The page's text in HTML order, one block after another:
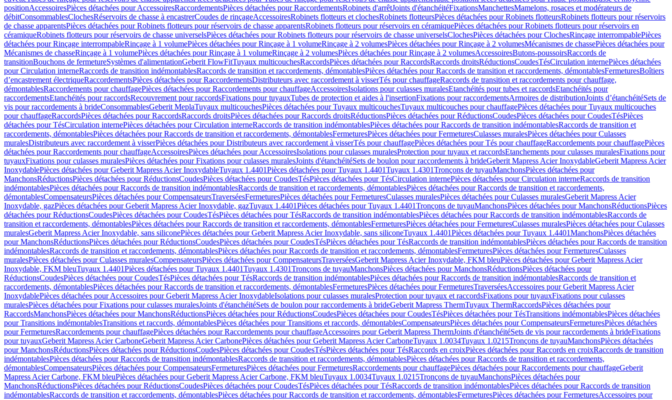
positionAccessoiresPièces détachées pour AccessoiresRaccordementsPièces détachées pour RaccordementsRobinets d'arrêtJoints d'étanchéitéFixationsManchettesMamelons, rosaces et modérateurs de
débitConsommablesClochesRéservoirs de chasse à encastrerCoudes de rinçageAccessoiresRobinets flotteurs et clochesRobinets flotteursPièces détachées pour Robinets flotteursRobinets flotteurs pour réservoirs
de chasse apparentsPièces détachées pour Robinets flotteurs pour réservoirs de chasse apparentsRobinets flotteurs pour réservoirs en céramiquePièces détachées pour Robinets flotteurs pour réservoirs en
céramiqueRobinets flotteurs pour réservoirs de chasse universelsPièces détachées pour Robinets flotteurs pour réservoirs de chasse universelsClochesPièces détachées pour ClochesRinçage interrompablePièces
détachées pour Rinçage interrompableRinçage à 1 volumePièces détachées pour Rinçage à 1 volumeRinçage à 2 volumesPièces détachées pour Rinçage à 2 volumesMécanismes de chassePièces détachées pour
Mécanismes de chasseRinçage à 1 volumePièces détachées pour Rinçage à 1 volumeRinçage à 2 volumesPièces détachées pour Rinçage à 2 volumesAccessoiresButons-poussoirsRaccords de
transitionBouchons de fermetureSystèmes d'alimentationGeberit FlowFitTuyaux multicouchesRaccordsPièces détachées pour RaccordsRaccords droitsRéductionsCoudesTésCirculation internePièces détachées
pour Circulation interneRaccords de transition indémontablesRaccords de transition et raccordements, démontablesPièces détachées pour Raccords de transition et raccordements, démontablesFermeturesBoîtiers
d’encastrement électriqueRaccordementsPièces détachées pour RaccordementsDistributeurs avec raccordement à visserTés pour chauffageRaccords de transition et raccordements pour chauffage,
démontablesRaccordements pour chauffagePièces détachées pour Raccordements pour chauffageAccessoiresIsolations pour culasses muralesEtanchéités pour tubes et raccordsEtanchéités pour
raccordementsEtanchéités pour raccordsRecouvrement pour raccordsFixations pour tuyauxTubes de protection et aides à l'insertionFixations pour raccordementsArmoires de distributionJoints d’étanchéitéSets de
vis pour raccordements à brideConsommablesGeberit MeplaTuyaux multicouchesPièces détachées pour Tuyaux multicouchesTuyaux multicouches pour chauffagePièces détachées pour Tuyaux multicouches
pour chauffageRaccordsPièces détachées pour RaccordsRaccords droitsPièces détachées pour Raccords droitsRéductionsPièces détachées pour RéductionsCoudesPièces détachées pour CoudesTésPièces
détachées pour TésCirculation internePièces détachées pour Circulation interneRaccords de transition indémontablesPièces détachées pour Raccords de transition indémontablesRaccords de transition et
raccordements, démontablesPièces détachées pour Raccords de transition et raccordements, démontablesFermeturesPièces détachées pour FermeturesCulasses muralesPièces détachées pour Culasses
muralesDistributeurs avec raccordement à visserPièces détachées pour Distributeurs avec raccordement à visserTés pour chauffagePièces détachées pour Tés pour chauffageRaccordements pour chauffagePièces
détachées pour Raccordements pour chauffageAccessoiresPièces détachées pour AccessoiresIsolations pour culasses muralesProtection pour tuyaux et raccordsEtanchements pour culasses muralesFixations pour
tuyauxFixations pour culasses muralesPièces détachées pour Fixations pour culasses muralesJoints d'étanchéitéSets de boulon pour raccordements à brideGeberit Mapress Acier InoxydableGeberit Mapress Acier
InoxydablePièces détachées pour Geberit Mapress Acier InoxydableTuyaux 1.4401Pièces détachées pour Tuyaux 1.4401Tuyaux 1.4301Tronçons de tuyauManchonsPièces détachées pour
ManchonsRéductionsPièces détachées pour RéductionsCoudesPièces détachées pour CoudesTésPièces détachées pour TésCirculation internePièces détachées pour Circulation interneRaccords de transition
indémontablesPièces détachées pour Raccords de transition indémontablesRaccords de transition et raccordements, démontablesPièces détachées pour Raccords de transition et raccordements,
démontablesCompensateursPièces détachées pour CompensateursTraverséesFermeturesPièces détachées pour FermeturesCulasses muralesPièces détachées pour Culasses muralesGeberit Mapress Acier
Inoxydable, gazPièces détachées pour Geberit Mapress Acier Inoxydable, gazTuyaux 1.4401Pièces détachées pour Tuyaux 1.4401Tronçons de tuyauManchonsPièces détachées pour ManchonsRéductionsPièces
détachées pour RéductionsCoudesPièces détachées pour CoudesTésPièces détachées pour TésRaccords de transition indémontablesPièces détachées pour Raccords de transition indémontablesRaccords de
transition et raccordements, démontablesPièces détachées pour Raccords de transition et raccordements, démontablesFermeturesPièces détachées pour FermeturesCulasses muralesPièces détachées pour Culasses
muralesGeberit Mapress Acier Inoxydable, sans siliconePièces détachées pour Geberit Mapress Acier Inoxydable, sans siliconeTuyaux 1.4401Pièces détachées pour Tuyaux 1.4401ManchonsPièces détachées
pour ManchonsRéductionsPièces détachées pour RéductionsCoudesPièces détachées pour CoudesTésPièces détachées pour TésRaccords de transition indémontablesPièces détachées pour Raccords de transition
indémontablesRaccords de transition et raccordements, démontablesPièces détachées pour Raccords de transition et raccordements, démontablesFermeturesPièces détachées pour FermeturesCulasses
muralesPièces détachées pour Culasses muralesCompensateursPièces détachées pour CompensateursTraverséesGeberit Mapress Acier Inoxydable, FKM bleuPièces détachées pour Geberit Mapress Acier
Inoxydable, FKM bleuTuyaux 1.4401Pièces détachées pour Tuyaux 1.4401Tuyaux 1.4301Tronçons de tuyauManchonsPièces détachées pour ManchonsRéductionsPièces détachées pour
RéductionsCoudesPièces détachées pour CoudesTésPièces détachées pour TésRaccords de transition indémontablesPièces détachées pour Raccords de transition indémontablesRaccords de transition et
raccordements, démontablesPièces détachées pour Raccords de transition et raccordements, démontablesFermeturesPièces détachées pour FermeturesTraverséesAccessoires pour Geberit Mapress Acier
InoxydablePièces détachées pour Accessoires pour Geberit Mapress Acier InoxydableIsolations pour culasses muralesProtection pour tuyaux et raccordsFixations pour tuyauxFixations pour culasses
muralesPièces détachées pour Fixations pour culasses muralesJoints d'étanchéitéSets de boulon pour raccordements à brideGeberit Mapress ThermTuyaux ThermRaccordsPièces détachées pour
RaccordsManchonsPièces détachées pour ManchonsRéductionsPièces détachées pour RéductionsCoudesPièces détachées pour CoudesTésPièces détachées pour TésTransitions indémontablesPièces détachées
pour Transitions indémontablesTransitions et raccords, démontablesPièces détachées pour Transitions et raccords, démontablesCompensateursPièces détachées pour CompensateursFermeturesPièces détachées
pour FermeturesRaccordements pour chauffagePièces détachées pour Raccordements pour chauffageAccessoires pour Geberit Mapress ThermJoints d'étanchéitéSets de vis pour raccordements à brideFixations
pour tuyauxGeberit Mapress Acier CarboneGeberit Mapress Acier CarbonePièces détachées pour Geberit Mapress Acier CarboneTuyaux 1.0034Tuyaux 1.0215Tronçons de tuyauManchonsPièces détachées
pour ManchonsRéductionsPièces détachées pour RéductionsCoudesPièces détachées pour CoudesTésPièces détachées pour TésRaccords en croixPièces détachées pour Raccords en croixRaccords de transition
indémontablesPièces détachées pour Raccords de transition indémontablesRaccords de transition et raccordements, démontablesPièces détachées pour Raccords de transition et raccordements,
démontablesCompensateursPièces détachées pour CompensateursFermeturesPièces détachées pour FermeturesRaccordements pour chauffagePièces détachées pour Raccordements pour chauffageGeberit
Mapress Acier Carbone, FKM bleuPièces détachées pour Geberit Mapress Acier Carbone, FKM bleuTuyaux 1.0034Tuyaux 1.0215Tronçons de tuyauManchonsPièces détachées pour
ManchonsRéductionsPièces détachées pour RéductionsCoudesPièces détachées pour CoudesTésPièces détachées pour TésRaccords de transition indémontablesPièces détachées pour Raccords de transition
indémontablesRaccords de transition et raccordements, démontablesPièces détachées pour Raccords de transition et raccordements, démontablesFermeturesPièces détachées pour FermeturesAccessoires pour